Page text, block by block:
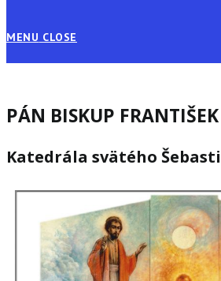
MENU CLOSE
PÁN BISKUP
Katedrála svätého